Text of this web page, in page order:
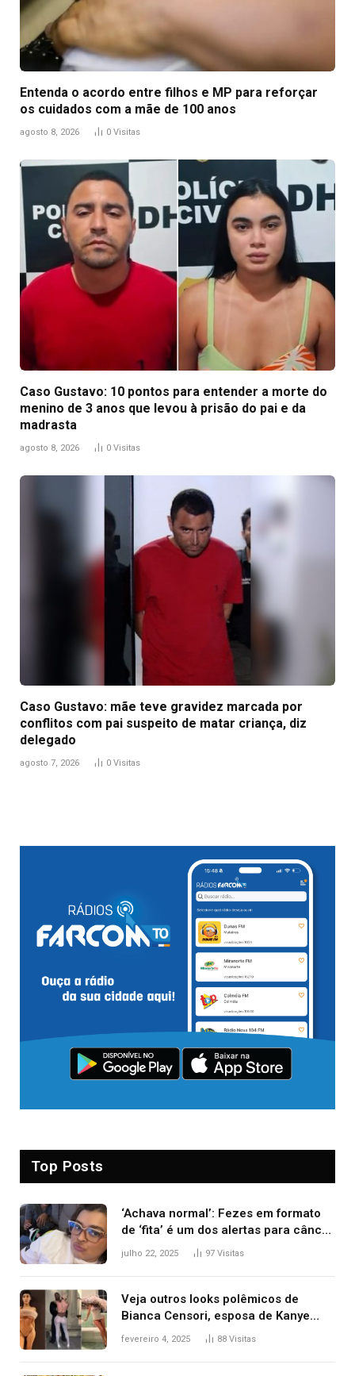
Entenda o acordo entre filhos e MP para reforçar
os cuidados com a mãe de 100 anos
agosto 8, 2026 0 Visitas
Caso Gustavo: 10 pontos para entender a morte do
menino de 3 anos que levou à prisão do pai e da
madrasta
agosto 8, 2026 0 Visitas
Caso Gustavo: mãe teve gravidez marcada por
conflitos com pai suspeito de matar criança, diz
delegado
agosto 7, 2026 0 Visitas
Top Posts
‘Achava normal’: Fezes em formato
de ‘fita’ é um dos alertas para câncer
colorretal; relembre fala de Preta Gil
julho 22, 2025 97 Visitas
Veja outros looks polêmicos de
Bianca Censori, esposa de Kanye
West que apareceu nua no Grammy
fevereiro 4, 2025 88 Visitas